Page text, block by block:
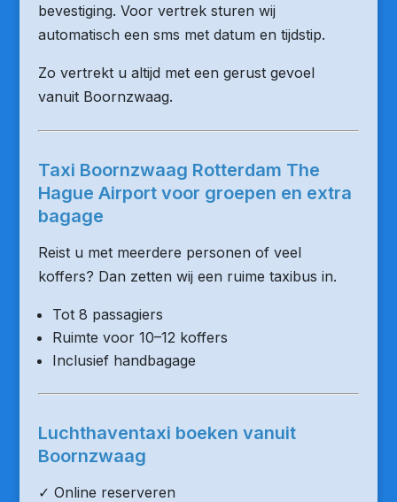
bevestiging. Voor vertrek sturen wij
automatisch een sms met datum en tijdstip.
Zo vertrekt u altijd met een gerust gevoel
vanuit Boornzwaag.
Taxi Boornzwaag Rotterdam The
Hague Airport voor groepen en extra
bagage
Reist u met meerdere personen of veel
koffers? Dan zetten wij een ruime taxibus in.
Tot 8 passagiers
Ruimte voor 10–12 koffers
Inclusief handbagage
Luchthaventaxi boeken vanuit
Boornzwaag
✓ Online reserveren